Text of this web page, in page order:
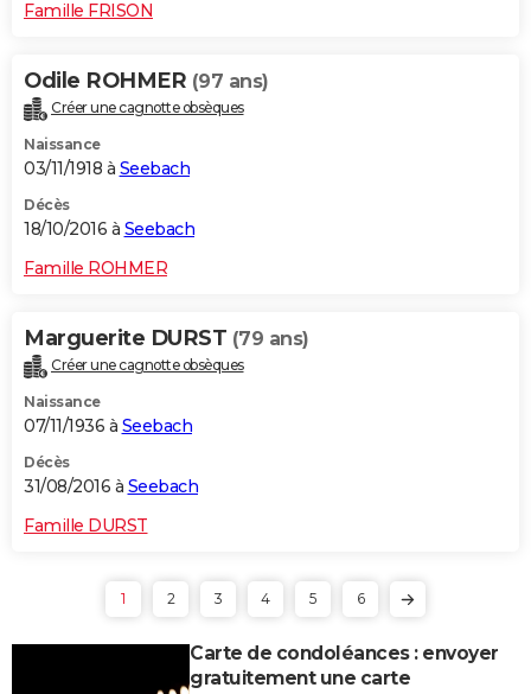
Famille FRISON
Odile ROHMER (97 ans)
Créer une cagnotte obsèques
Naissance
03/11/1918 à Seebach
Décès
18/10/2016 à Seebach
Famille ROHMER
Marguerite DURST (79 ans)
Créer une cagnotte obsèques
Naissance
07/11/1936 à Seebach
Décès
31/08/2016 à Seebach
Famille DURST
1 2 3 4 5 6
Carte de condoléances : envoyer
gratuitement une carte